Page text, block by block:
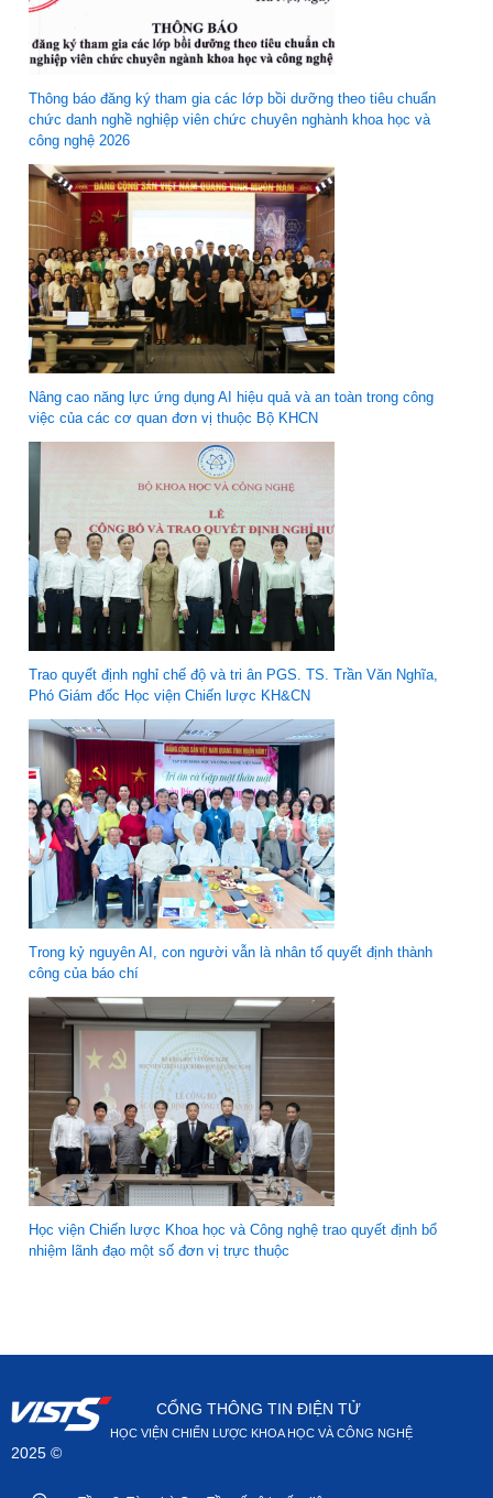
Thông báo đăng ký tham gia các lớp bồi dưỡng theo tiêu chuẩn
chức danh nghề nghiệp viên chức chuyên nghành khoa học và
công nghệ 2026
Nâng cao năng lực ứng dụng AI hiệu quả và an toàn trong công
việc của các cơ quan đơn vị thuộc Bộ KHCN
Trao quyết định nghỉ chế độ và tri ân PGS. TS. Trần Văn Nghĩa,
Phó Giám đốc Học viện Chiến lược KH&CN
Trong kỷ nguyên AI, con người vẫn là nhân tố quyết định thành
công của báo chí
Học viện Chiến lược Khoa học và Công nghệ trao quyết định bổ
nhiệm lãnh đạo một số đơn vị trực thuộc
2025 ©
CỔNG THÔNG TIN ĐIỆN TỬ
HỌC VIỆN CHIẾN LƯỢC KHOA HỌC VÀ CÔNG NGHỆ